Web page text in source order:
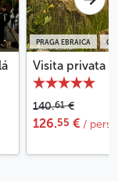
sono a carico
PRAGA EBRAICA
Visita privata
140.61€
126.55 € /